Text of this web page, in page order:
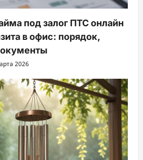
под залог ПТС онлайн
в офис: порядок,
2026